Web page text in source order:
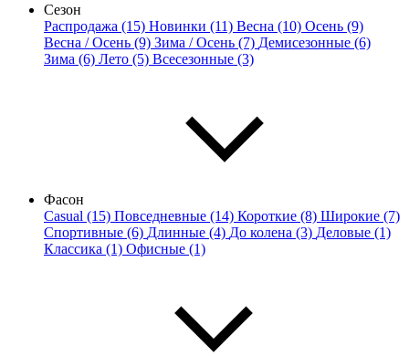
Сезон
Распродажа (15) Новинки (11) Весна (10) Осень (9)
Весна / Осень (9) Зима / Осень (7) Демисезонные (6)
Зима (6) Лето (5) Всесезонные (3)
Фасон
Casual (15) Повседневные (14) Короткие (8) Широкие (7)
Спортивные (6) Длинные (4) До колена (3) Деловые (1)
Классика (1) Офисные (1)